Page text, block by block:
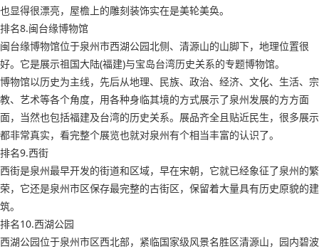
也显得很漂亮，屋檐上的雕刻装饰实在是美轮美奂。
排名8.闽台缘博物馆
闽台缘博物馆位于泉州市西湖公园北侧、清源山的山脚下，地理位置很
好。它是展示祖国大陆(福建)与宝岛台湾历史关系的专题博物馆。
博物馆以历史为主线，先后从地理、民族、政治、经济、文化、生活、宗
教、艺术等各个角度，用各种身临其境的方式展示了泉州发展的方方面
面，当然也包括福建及台湾的历史关系。展品齐全且贴近民生，很多展示
都非常真实，看完整个展览也就对泉州有个相当丰富的认识了。
排名9.西街
西街是泉州最早开发的街道和区域，早在宋朝，它就已经象征了泉州的繁
荣，它还是泉州市区保存最完整的古街区，保留着大量具有历史原貌的建
筑。
排名10.西湖公园
西湖公园位于泉州市区西北部，紧临国家级风景名胜区清源山，园内碧波